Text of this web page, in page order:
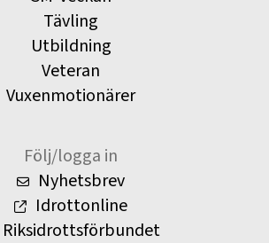
Tävling
Utbildning
Veteran
Vuxenmotionärer
Följ/logga in
Nyhetsbrev
Idrottonline
Riksidrottsförbundet